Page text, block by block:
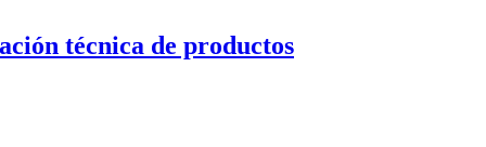
técnica de productos